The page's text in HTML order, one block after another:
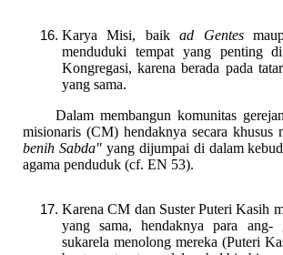
Karya Misi, baikad Gentes
menduduki tempat yang penting
Kongregasi, karena berada pada
yang sama.
Dalam membangun komunitas
misionaris (CM) hendaknya secara khusus
benih Sabda" yang dijumpai di dalam
agama penduduk (cf. EN 53).
Karena CM dan Suster Puteri Kasih
yang sama, hendaknya para ang-
sukarela menolong mereka (Puteri